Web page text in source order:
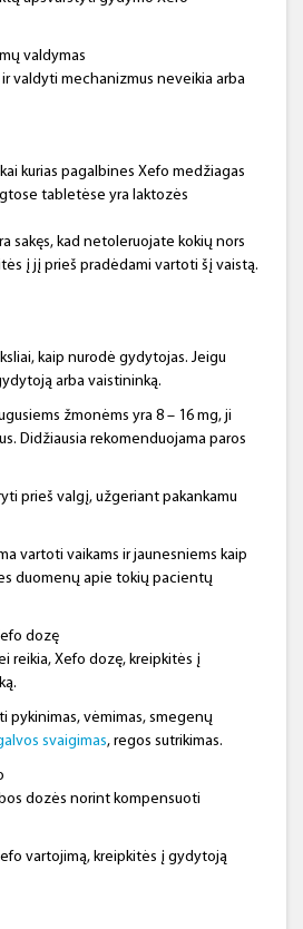
valdymas
valdyti mechanizmus neveikia arba
kurias pagalbines Xefo medžiagas
tabletėse yra laktozės
sakęs, kad netoleruojate kokių nors
į jį prieš pradėdami vartoti šį vaistą.
kaip nurodė gydytojas. Jeigu
arba vaistininką.
žmonėms yra 8 – 16 mg, ji
Didžiausia rekomenduojama paros
prieš valgį, užgeriant pakankamu
vartoti vaikams ir jaunesniems kaip
duomenų apie tokių pacientų
dozę
reikia, Xefo dozę, kreipkitės į
pykinimas, vėmimas, smegenų
svaigimas, regos sutrikimas.
dozės norint kompensuoti
vartojimą, kreipkitės į gydytoją